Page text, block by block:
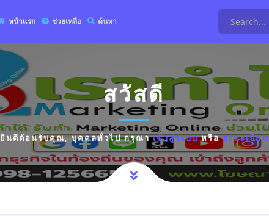
หน้าแรก ช่วยเหลือ ค้นหา
สวัสดี
ยินดีต้อนรับคุณ,บุคคลทั่วไปกรุณาเข้าสู่ระบบหรือลงทะเบียน